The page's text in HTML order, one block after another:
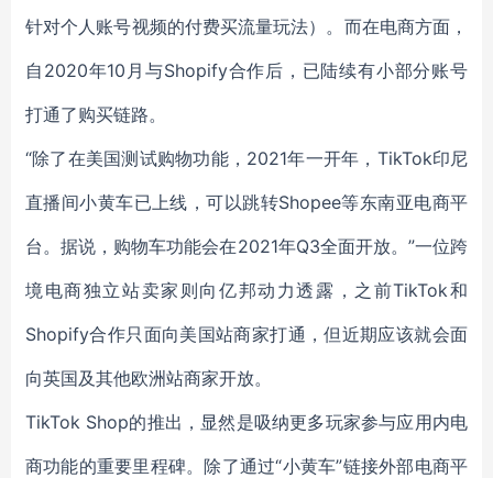
针对个人账号视频的付费买流量玩法）。而在电商方面，
自2020年10月与Shopify合作后，已陆续有小部分账号
打通了购买链路。
“除了在美国测试购物功能，2021年一开年，TikTok印尼
直播间小黄车已上线，可以跳转Shopee等东南亚电商平
台。据说，购物车功能会在2021年Q3全面开放。”一位跨
境电商独立站卖家则向亿邦动力透露，之前TikTok和
Shopify合作只面向美国站商家打通，但近期应该就会面
向英国及其他欧洲站商家开放。
TikTok Shop的推出，显然是吸纳更多玩家参与应用内电
商功能的重要里程碑。除了通过“小黄车”链接外部电商平